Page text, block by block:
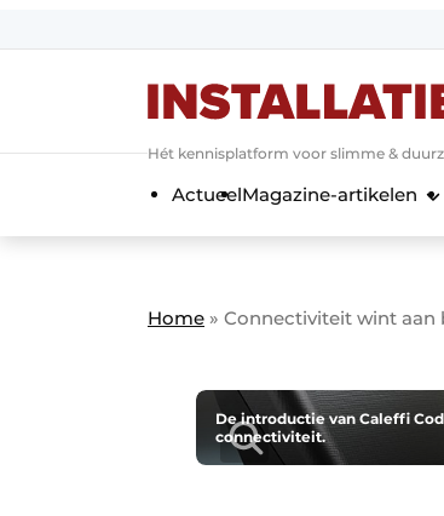
Algemene voorwaarden
Banner overzicht
BedrijvenAanmelden
Bedrijven
Evenement aanmelden
Meest gelezen
Nieuwsbrief
Hét kennisplatform voor slimme &
ActueelMagazine-artikelen
Home » Connectiviteit wint aan
De introductie van Caleffi
connectiviteit.